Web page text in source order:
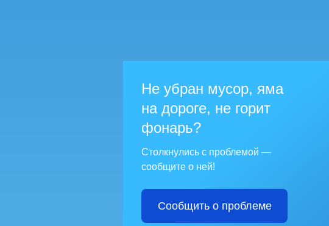
Не убран мусор, яма
на дороге, не горит
фонарь?
Столкнулись с проблемой —
сообщите о ней!
Сообщить о проблеме